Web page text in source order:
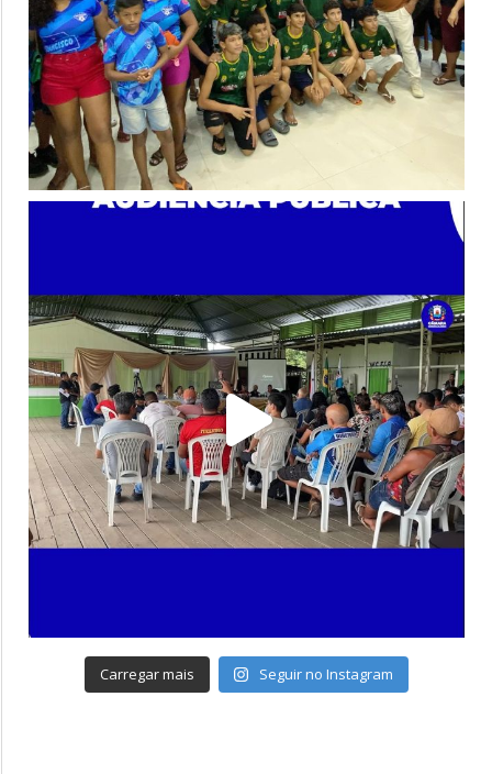
Carregar mais Seguir no Instagram